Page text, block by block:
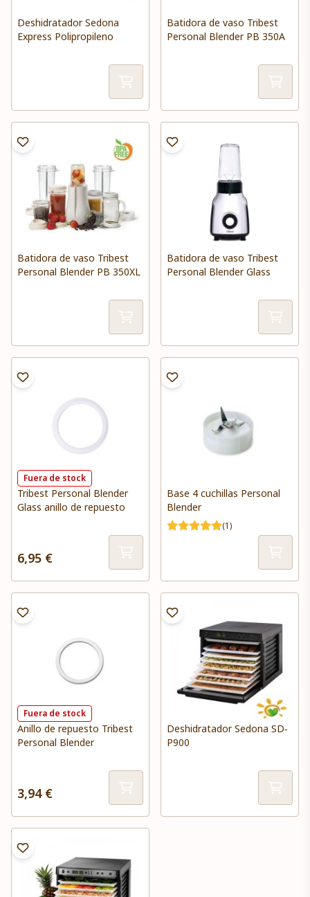
Deshidratador Sedona
Express Polipropileno
Batidora de vaso Tribest
Personal Blender PB 350A
Batidora de vaso Tribest
Personal Blender PB 350XL
Batidora de vaso Tribest
Personal Blender Glass
Fuera de stock
Tribest Personal Blender
Glass anillo de repuesto
6,95 €
Base 4 cuchillas Personal
Blender
(1)
Fuera de stock
Anillo de repuesto Tribest
Personal Blender
3,94 €
Deshidratador Sedona SD‐
P900